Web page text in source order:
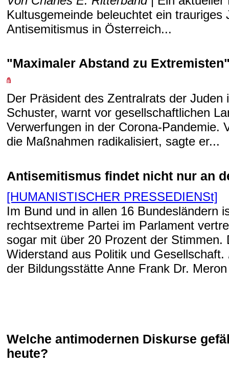
Kultusgemeinde beleuchtet ein trauriges
Antisemitismus in Österreich...
"Maximaler Abstand zu
Der Präsident des Zentralrats der Juden
Schuster, warnt vor gesellschaftlichen
Verwerfungen in der Corona-Pandemie.
die Maßnahmen radikalisiert, sagte er...
Antisemitismus findet nicht nur an
[HUMANISTISCHER PRESSEDIENSt]
Im Bund und in allen 16 Bundesländern
rechtsextreme Partei im Parlament
sogar mit über 20 Prozent der Stimmen.
Widerstand aus Politik und Gesellschaft.
der Bildungsstätte Anne Frank Dr.
Welche antimodernen Diskurse
heute?